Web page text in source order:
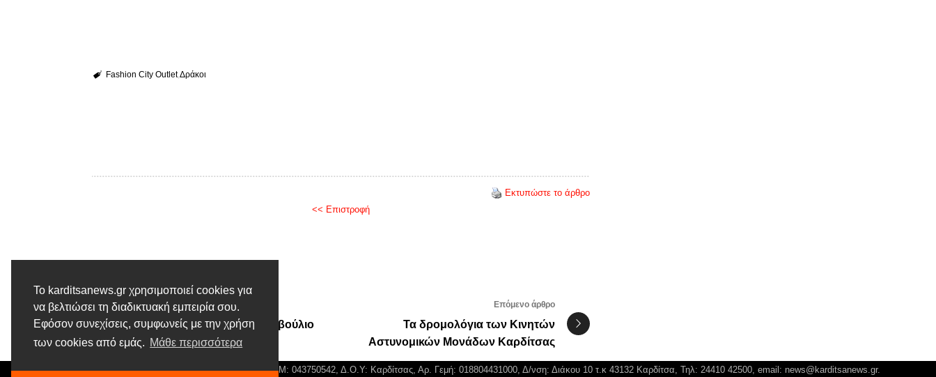
Το karditsanews.gr χρησιμοποιεί cookies για
να βελτιώσει τη διαδικτυακή εμπειρία σου.
Εφόσον συνεχίσεις, συμφωνείς με την χρήση
των cookies από εμάς. Μάθε περισσότερα
Fashion City Outlet Δράκοι
Εκτυπώστε το άρθρο
<< Επιστροφή
Προηγούμενο άρθρο
Συνεδριάζει το Δημοτικό Συμβούλιο
Παλαμά
Επόμενο άρθρο
Τα δρομολόγια των Κινητών
Αστυνομικών Μονάδων Καρδίτσας
© Karditsa News | Διακριτικός Τίτλος: Orion Media, ΑΦΜ: 043750542, Δ.Ο.Υ: Καρδίτσας, Αρ. Γεμή: 018804431000, Δ/νση: Διάκου 10 τ.κ 43132 Καρδίτσα, Τηλ: 24410 42500, email: news@karditsanews.gr.